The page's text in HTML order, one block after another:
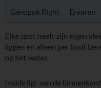
Gerupuk Right Ervaren
Elke spot heeft zijn eigen
liggen en alleen per boot
op het water.
Inside ligt aan de